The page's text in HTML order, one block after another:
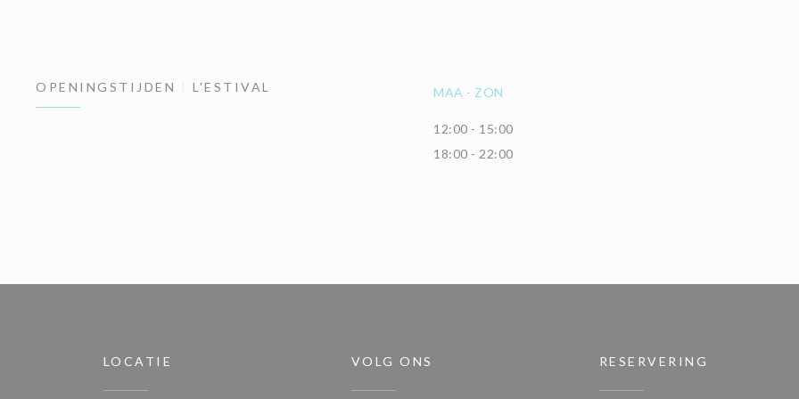
OPENINGSTIJDEN L'ESTIVAL MAA - ZON
12:00 - 15:00
18:00 - 22:00
LOCATIE VOLG ONS RESERVERING